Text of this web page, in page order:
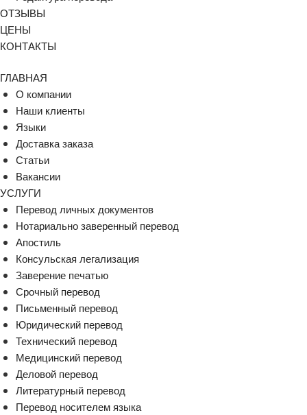
ОТЗЫВЫ
ЦЕНЫ
КОНТАКТЫ
ГЛАВНАЯ
О компании
Наши клиенты
Языки
Доставка заказа
Статьи
Вакансии
УСЛУГИ
Перевод личных документов
Нотариально заверенный перевод
Апостиль
Консульская легализация
Заверение печатью
Срочный перевод
Письменный перевод
Юридический перевод
Технический перевод
Медицинский перевод
Деловой перевод
Литературный перевод
Перевод носителем языка